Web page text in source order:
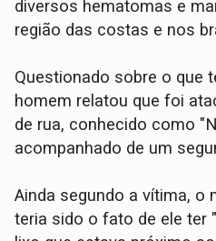
diversos hematomas e
região das costas e nos
​Questionado sobre o que
homem relatou que foi
de rua, conhecido como
acompanhado de um
​Ainda segundo a vítima, o
teria sido o fato de ele ter